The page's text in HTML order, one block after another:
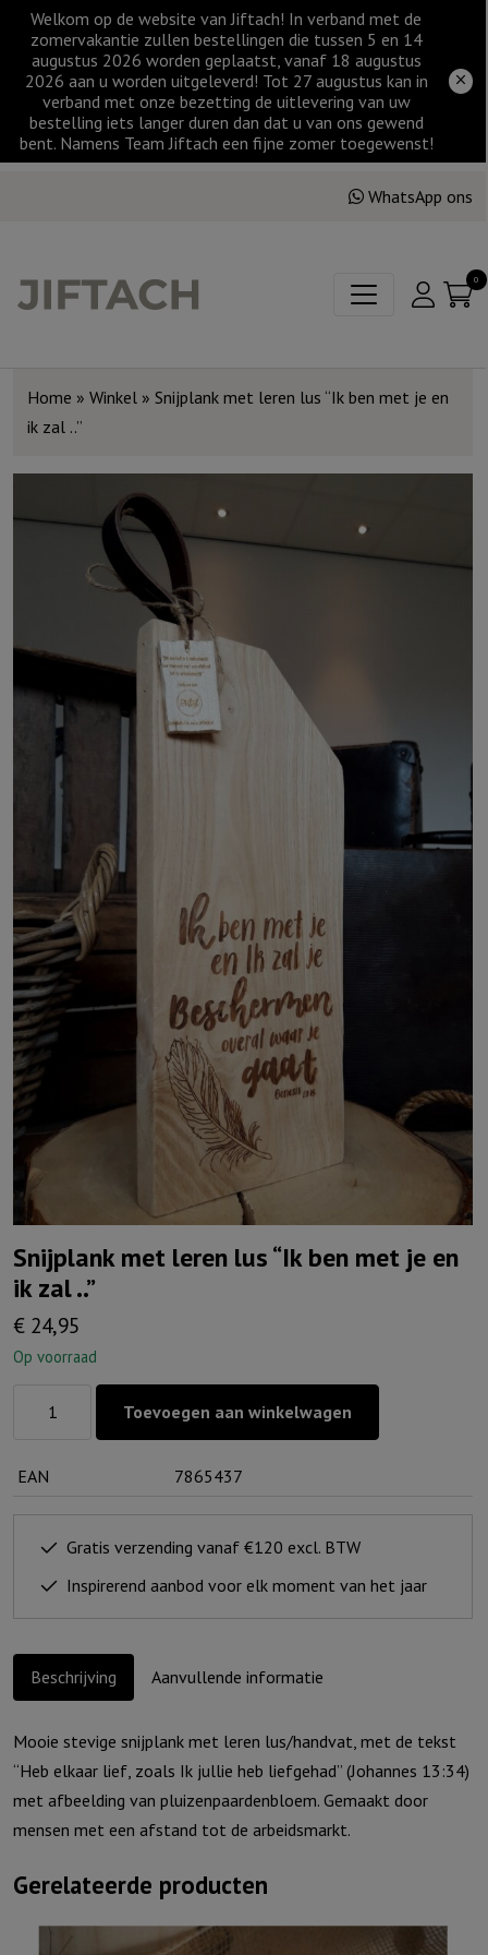
Welkom op de website van Jiftach! In verband met de
zomervakantie zullen bestellingen die tussen 5 en 14
augustus 2026 worden geplaatst, vanaf 18 augustus
2026 aan u worden uitgeleverd! Tot 27 augustus kan in
verband met onze bezetting de uitlevering van uw
bestelling iets langer duren dan dat u van ons gewend
bent. Namens Team Jiftach een fijne zomer toegewenst!
WhatsApp ons
0
Home » Winkel » Snijplank met leren lus “Ik ben met je en
ik zal ..”
Snijplank met leren lus “Ik ben met je en
ik zal ..”
€ 24,95
Op voorraad
lus
"Ik
ik
aantal
Toevoegen aan winkelwagen
EAN 7865437
Gratis verzending vanaf €120 excl. BTW
Inspirerend aanbod voor elk moment van het jaar
Beschrijving Aanvullende informatie
Mooie stevige snijplank met leren lus/handvat, met de tekst
“Heb elkaar lief, zoals Ik jullie heb liefgehad” (Johannes 13:34)
met afbeelding van pluizenpaardenbloem. Gemaakt door
mensen met een afstand tot de arbeidsmarkt.
Gerelateerde producten